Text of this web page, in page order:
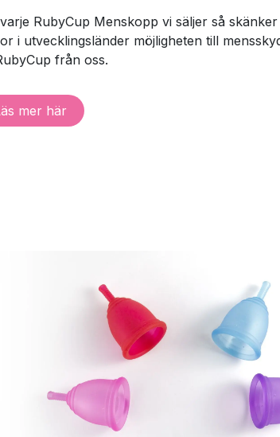
RubyCup Menskopp vi säljer så
i utvecklingsländer möjligheten till
från oss.
me​​r här